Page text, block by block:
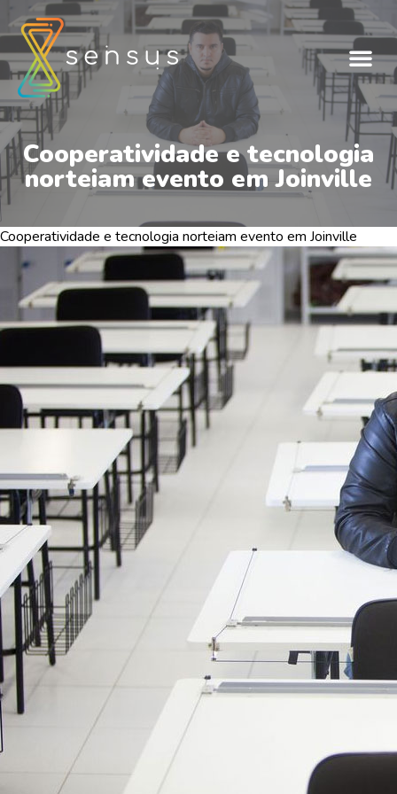
Cooperatividade e tecnologia
norteiam evento em Joinville
Cooperatividade e tecnologia norteiam evento em Joinville